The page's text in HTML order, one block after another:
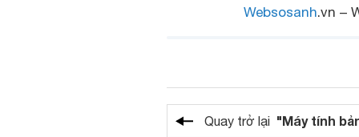
Websosanh.vn –
Quay trở lại "Máy tính